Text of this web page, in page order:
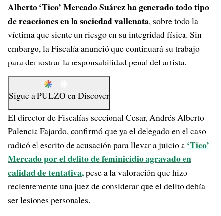
Alberto ‘Tico’ Mercado Suárez ha generado todo tipo
de reacciones en la sociedad vallenata, sobre todo la
víctima que siente un riesgo en su integridad física. Sin
embargo, la Fiscalía anunció que continuará su trabajo
para demostrar la responsabilidad penal del artista.
Sigue aPULZO enDiscover
El director de Fiscalías seccional Cesar, Andrés Alberto
Palencia Fajardo, confirmó que ya el delegado en el caso
radicó el escrito de acusación para llevar a juicio a ‘Tico’
Mercado por el delito de feminicidio agravado en
calidad de tentativa,pese a la valoración que hizo
recientemente una juez de considerar que el delito debía
ser lesiones personales.